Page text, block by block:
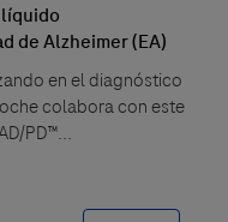
de Alzheimer (EA)
en el diagnóstico
colabora con este
PD™...